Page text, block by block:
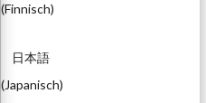
(Finnisch)
日本語
(Japanisch)